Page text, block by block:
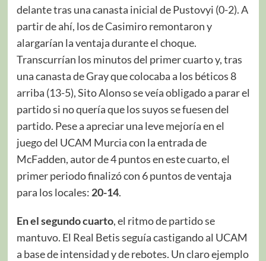
delante tras una canasta inicial de Pustovyi (0-2). A
partir de ahí, los de Casimiro remontaron y
alargarían la ventaja durante el choque.
Transcurrían los minutos del primer cuarto y, tras
una canasta de Gray que colocaba a los béticos 8
arriba (13-5), Sito Alonso se veía obligado a parar el
partido si no quería que los suyos se fuesen del
partido. Pese a apreciar una leve mejoría en el
juego del UCAM Murcia con la entrada de
McFadden, autor de 4 puntos en este cuarto, el
primer periodo finalizó con 6 puntos de ventaja
para los locales: 20-14.
En el segundo cuarto, el ritmo de partido se
mantuvo. El Real Betis seguía castigando al UCAM
a base de intensidad y de rebotes. Un claro ejemplo